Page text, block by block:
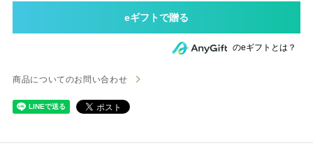
のeギフトとは？
商品についてのお問い合わせ